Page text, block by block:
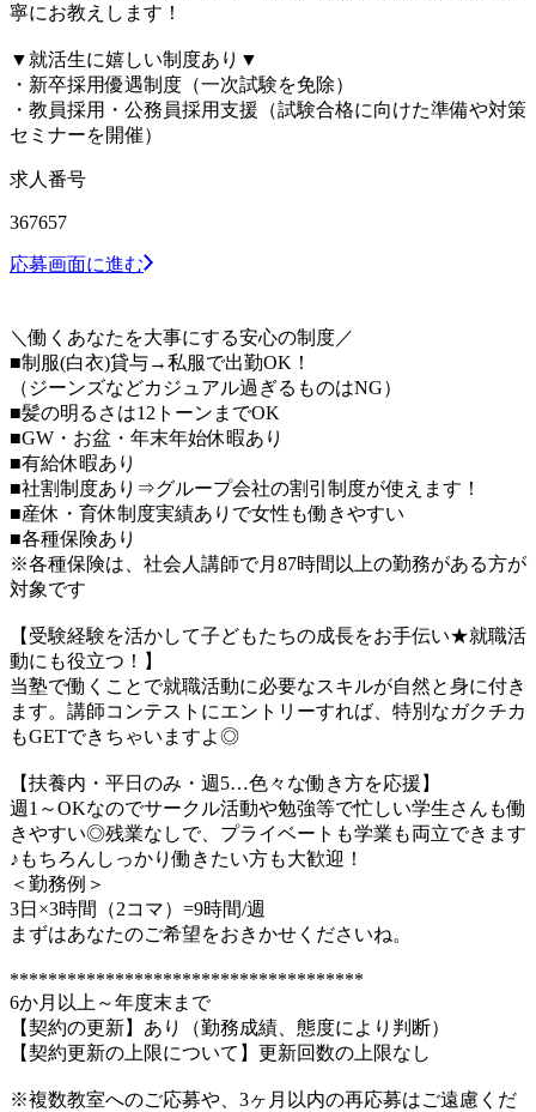
寧にお教えします！
▼就活生に嬉しい制度あり▼
・新卒採用優遇制度（一次試験を免除）
・教員採用・公務員採用支援（試験合格に向けた準備や対策
セミナーを開催）
求人番号
367657
応募画面に進む
＼働くあなたを大事にする安心の制度／
■制服(白衣)貸与→私服で出勤OK！
（ジーンズなどカジュアル過ぎるものはNG）
■髪の明るさは12トーンまでOK
■GW・お盆・年末年始休暇あり
■有給休暇あり
■社割制度あり⇒グループ会社の割引制度が使えます！
■産休・育休制度実績ありで女性も働きやすい
■各種保険あり
※各種保険は、社会人講師で月87時間以上の勤務がある方が
対象です
【受験経験を活かして子どもたちの成長をお手伝い★就職活
動にも役立つ！】
当塾で働くことで就職活動に必要なスキルが自然と身に付き
ます。講師コンテストにエントリーすれば、特別なガクチカ
もGETできちゃいますよ◎
【扶養内・平日のみ・週5…色々な働き方を応援】
週1～OKなのでサークル活動や勉強等で忙しい学生さんも働
きやすい◎残業なしで、プライベートも学業も両立できます
♪もちろんしっかり働きたい方も大歓迎！
＜勤務例＞
3日×3時間（2コマ）=9時間/週
まずはあなたのご希望をおきかせくださいね。
*************************************
6か月以上～年度末まで
【契約の更新】あり（勤務成績、態度により判断）
【契約更新の上限について】更新回数の上限なし
※複数教室へのご応募や、3ヶ月以内の再応募はご遠慮くだ